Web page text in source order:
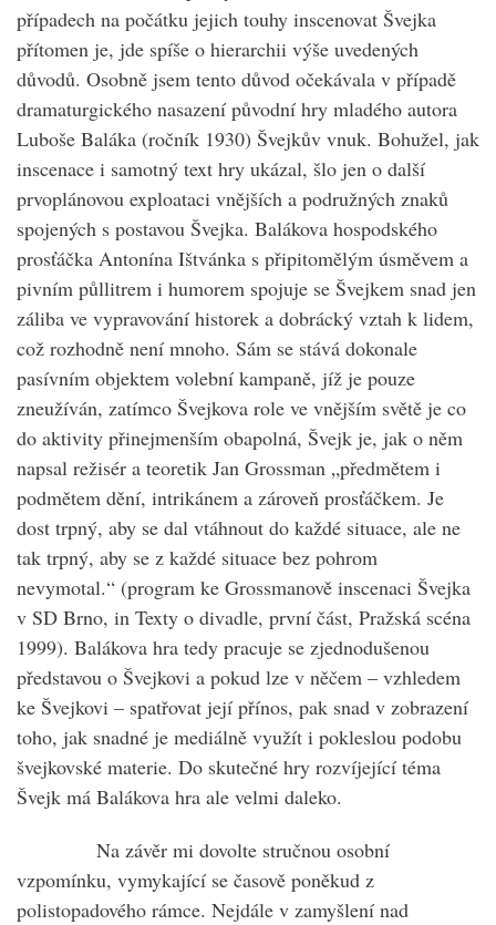
případech na počátku jejich touhy inscenovat Švejka
přítomen je, jde spíše o hierarchii výše uvedených
důvodů. Osobně jsem tento důvod očekávala v případě
dramaturgického nasazení původní hry mladého autora
Luboše Baláka (ročník 1930) Švejkův vnuk. Bohužel, jak
inscenace i samotný text hry ukázal, šlo jen o další
prvoplánovou exploataci vnějších a podružných znaků
spojených s postavou Švejka. Balákova hospodského
prosťáčka Antonína Ištvánka s připitomělým úsměvem a
pivním půllitrem i humorem spojuje se Švejkem snad jen
záliba ve vypravování historek a dobrácký vztah k lidem,
což rozhodně není mnoho. Sám se stává dokonale
pasívním objektem volební kampaně, jíž je pouze
zneužíván, zatímco Švejkova role ve vnějším světě je co
do aktivity přinejmenším obapolná, Švejk je, jak o něm
napsal režisér a teoretik Jan Grossman „předmětem i
podmětem dění, intrikánem a zároveň prosťáčkem. Je
dost trpný, aby se dal vtáhnout do každé situace, ale ne
tak trpný, aby se z každé situace bez pohrom
nevymotal.“ (program ke Grossmanově inscenaci Švejka
v SD Brno, in Texty o divadle, první část, Pražská scéna
1999). Balákova hra tedy pracuje se zjednodušenou
představou o Švejkovi a pokud lze v něčem – vzhledem
ke Švejkovi – spatřovat její přínos, pak snad v zobrazení
toho, jak snadné je mediálně využít i pokleslou podobu
švejkovské materie. Do skutečné hry rozvíjející téma
Švejk má Balákova hra ale velmi daleko.
Na závěr mi dovolte stručnou osobní
vzpomínku, vymykající se časově poněkud z
polistopadového rámce. Nejdále v zamyšlení nad